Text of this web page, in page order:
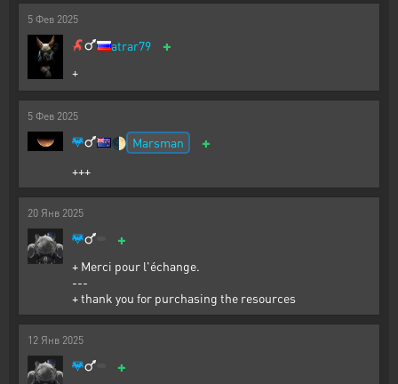
5 Фев 2025
atrar79 +
+
5 Фев 2025
🌓 Marsman +
+++
20 Янв 2025
+
+ Merci pour l'échange.
---
+ thank you for purchasing the resources
12 Янв 2025
+